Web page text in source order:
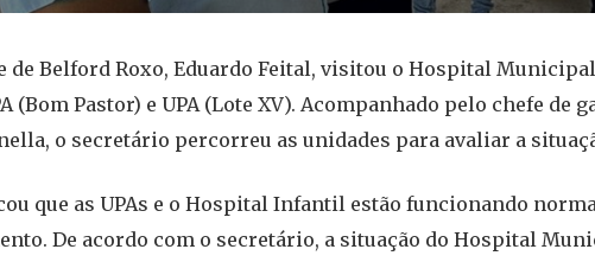
de Belford Roxo, Eduardo Feital, visitou o Hospital
(Bom Pastor) e UPA (Lote XV). Acompanhado pelo chefe de
o secretário percorreu as unidades para avaliar a
que as UPAs e o Hospital Infantil estão funcionando
De acordo com o secretário, a situação do Hospital